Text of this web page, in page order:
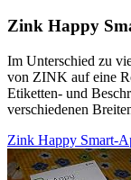
Zink Happy
Im Unterschied zu
von ZINK auf eine
Etiketten- und
verschiedenen
Zink Happy Smart-